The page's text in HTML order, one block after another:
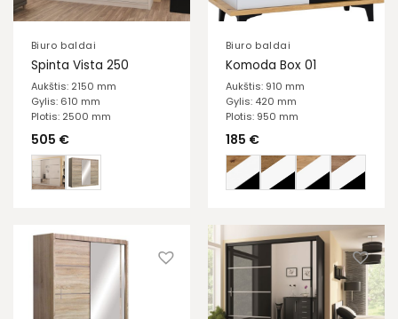
Biuro baldai
Spinta Vista 250
Aukštis: 2150 mm
Gylis: 610 mm
Plotis: 2500 mm
505 €
Biuro baldai
Komoda Box 01
Aukštis: 910 mm
Gylis: 420 mm
Plotis: 950 mm
185 €